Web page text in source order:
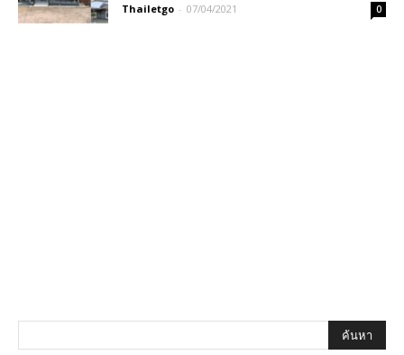
Thailetgo - 07/04/2021 0